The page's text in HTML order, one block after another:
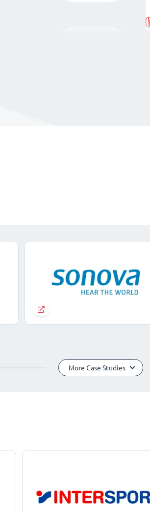
More Case Studies